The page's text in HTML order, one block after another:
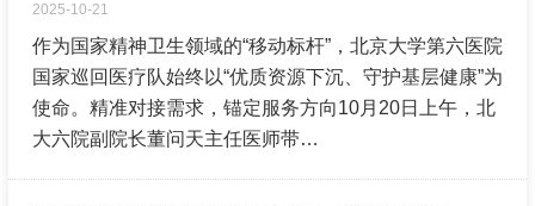
2025-10-21
作为国家精神卫生领域的“移动标杆”，北京大学第六医院
国家巡回医疗队始终以“优质资源下沉、守护基层健康”为
使命。精准对接需求，锚定服务方向10月20日上午，北
大六院副院长董问天主任医师带…